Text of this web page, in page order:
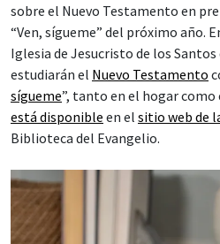
sobre el Nuevo Testamento en
“Ven, sígueme” del próximo año.
Iglesia de Jesucristo de los
estudiarán el Nuevo Testamento
sígueme”, tanto en el hogar
está disponible en el sitio web de
Biblioteca del Evangelio.